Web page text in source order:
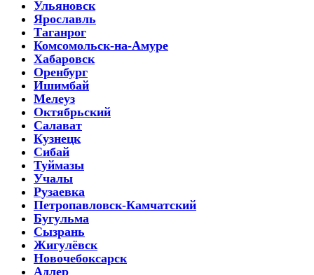
Ульяновск
Ярославль
Таганрог
Комсомольск-на-Амуре
Хабаровск
Оренбург
Ишимбай
Мелеуз
Октябрьский
Салават
Кузнецк
Сибай
Туймазы
Учалы
Рузаевка
Петропавловск-Камчатский
Бугульма
Сызрань
Жигулёвск
Новочебоксарск
Адлер